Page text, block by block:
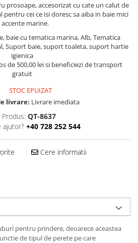
prosoape, accesorizat cu cate un calut de
pentru cei ce isi doresc sa aiba in baie mici
accente marine.
baie cu tematica marina, Alb, Tematica
Suport baie, suport toaleta, suport hartie
igienica
de 500,00 lei si beneficiezi de transport
gratuit
STOC EPUIZAT
livrare: Livrare imediata
Produs: QT-8637
ajutor? +40 728 252 544
Cere informatii
pentru prindere, deoarece aceastea
de tipul de perete pe care